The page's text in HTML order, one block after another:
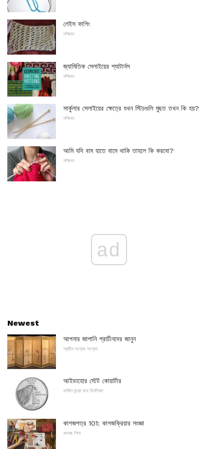
লেইস ফাগিং
সম্মিলন
জ্যামিতিক সেলাইয়ের প্যাটার্নস
সম্মিলন
সার্কুলার সেলাইয়ের ক্ষেত্রে যখন স্টিচগুলি মুছত তখন কি হয়?
সম্মিলন
আমি যদি বাম হাতে বামে থাকি তাহলে কি করবো?
সম্মিলন
ad
Newest
আপনার জাপানি প্রাচীনদের জানুন
প্রাচীন সংগ্রহ সংগ্রহ
আইডাহোর স্টেট কোয়ার্টার
মার্কিন মুদ্রা মান নির্দেশিকা
কাগজপত্র 101: কাগজক্রিয়ার সংজ্ঞা
কাগজ শিলা